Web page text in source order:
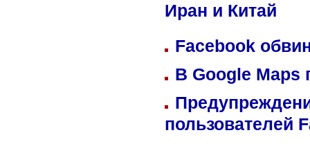
Иран и Китай
Facebook
В Google Maps
пользователей